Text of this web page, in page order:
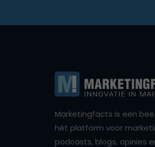
Marketingfacts is een
hét platform voor
podcasts, blogs, opinies